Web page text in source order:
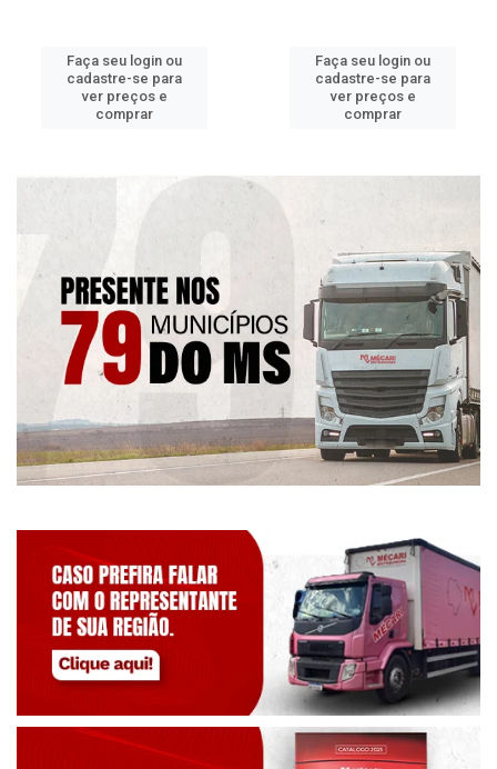
Faça seu login ou
cadastre-se para
ver preços e
comprar
Faça seu login ou
cadastre-se para
ver preços e
comprar